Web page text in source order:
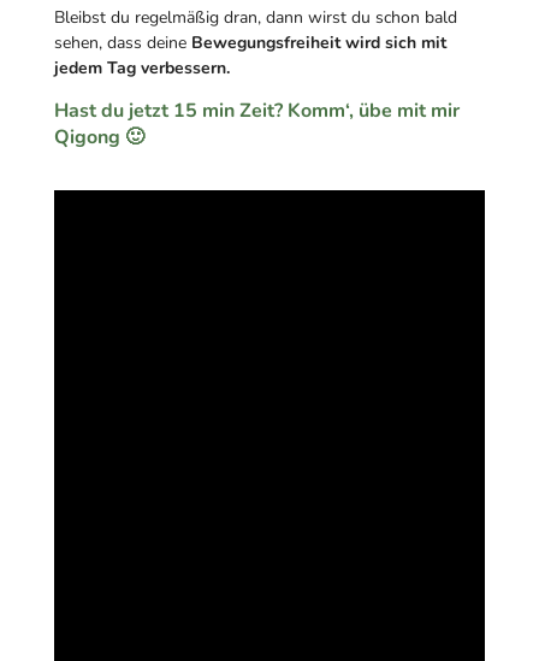
Bleibst du regelmäßig dran, dann wirst du schon bald
sehen, dass deine Bewegungsfreiheit wird sich mit
jedem Tag verbessern.
Hast du jetzt 15 min Zeit? Komm‘, übe mit mir
Qigong 🙂